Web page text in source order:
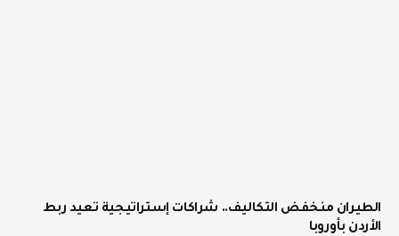
الطيران منخفض التكاليف.. شراكات إستراتيجية تعيد ربط
الأردن بأوروبا